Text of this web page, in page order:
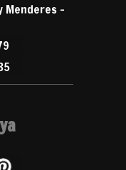
Menderes -